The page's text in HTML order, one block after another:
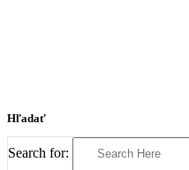
Hľadať
Search for: